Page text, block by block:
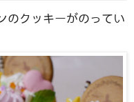
のクッキーがのってい